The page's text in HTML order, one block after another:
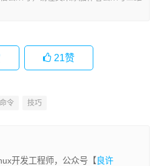
21赞
命令 技巧
开发工程师，公众号【 良许